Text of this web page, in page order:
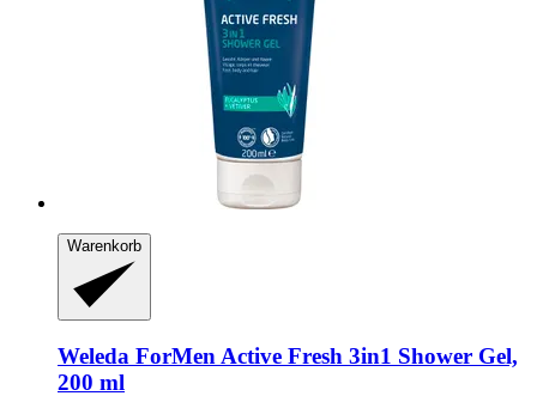
Warenkorb
Weleda ForMen Active Fresh 3in1 Shower Gel,
200 ml